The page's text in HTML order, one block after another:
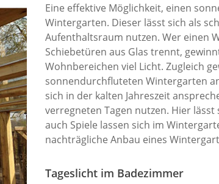
Eine effektive Möglichkeit, einen
Wintergarten. Dieser lässt sich als
Aufenthaltsraum nutzen. Wer einen
Schiebetüren aus Glas trennt,
Wohnbereichen viel Licht. Zugleich
sonnendurchfluteten Wintergarten
sich in der kalten Jahreszeit
verregneten Tagen nutzen. Hier
auch Spiele lassen sich im
nachträgliche Anbau eines
Tageslicht im Badezimmer